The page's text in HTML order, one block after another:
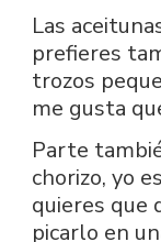
Las
prefieres
trozos
me gusta
Parte
chorizo, yo
quieres que
picarlo en